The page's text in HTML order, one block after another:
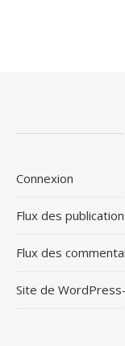
Connexion
Flux des
Flux des
Site de